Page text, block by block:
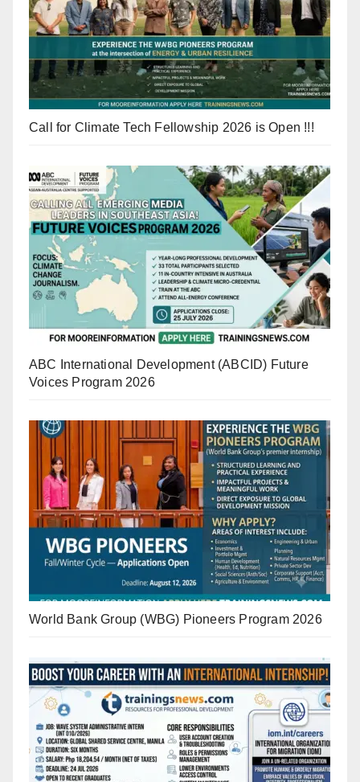
Call for Climate Tech Fellowship 2026 is Open !!!
ABC International Development (ABCID) Future
Voices Program 2026
World Bank Group (WBG) Pioneers Program 2026